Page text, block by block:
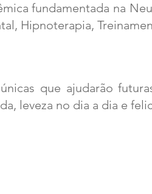
fundamentada na
Hipnoterapia,
que ajudarão
leveza no dia a dia e